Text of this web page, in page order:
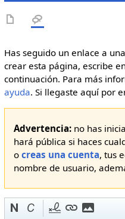
Has seguido un enlace a
crear esta página, escribe
continuación. Para más
ayuda. Si llegaste aquí por
Advertencia: no has
hará pública si haces
ocreas una cuenta, tus
nombre de usuario,